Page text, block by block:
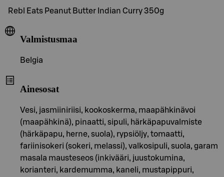
Rebl Eats Peanut Butter Indian Curry 350g
Valmistusmaa
Belgia
Ainesosat
Vesi, jasmiiniriisi, kookoskerma, maapähkinävoi
(maapähkinä), pinaatti, sipuli, härkäpapuvalmiste
(härkäpapu, herne, suola), rypsiöljy, tomaatti,
fariinisokeri (sokeri, melassi), valkosipuli, suola, garam
masala mausteseos (inkivääri, juustokumina,
korianteri, kardemumma, kaneli, mustapippuri,